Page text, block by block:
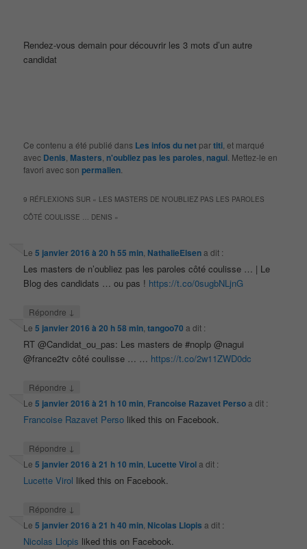
Rendez-vous demain pour découvrir les 3 mots d’un autre
candidat
Ce contenu a été publié dans Les infos du net partiti , et marqué
avec Denis Masters n'oubliez pas les paroles nagui . Mettez-le en
favori avec sonpermalien
9 RÉFLEXIONS SUR « LES MASTERS DE N’OUBLIEZ PAS LES PAROLES
CÔTÉ COULISSE … DENIS »
Le5 janvier 2016 à 20 h 55 min NathalieElsena dit :
Les masters de n’oubliez pas les paroles côté coulisse … | Le
Blog des candidats … ou pas ! https://t.co/0sugbNLjnG
Répondre ↓
Le5 janvier 2016 à 20 h 58 min ,tangoo70 a dit :
RT @Candidat_ou_pas: Les masters de #noplp @nagui
@france2tv côté coulisse … … https://t.co/2w11ZWD0dc
Répondre ↓
Le5 janvier 2016 à 21 h 10 min Francoise Razavet Persoa dit :
Francoise Razavet Perso liked this on Facebook.
Répondre ↓
Le5 janvier 2016 à 21 h 10 min Lucette Virola dit :
Lucette Virol liked this on Facebook.
Répondre ↓
Le5 janvier 2016 à 21 h 40 min, Nicolas Llopis a dit :
Nicolas Llopis liked this on Facebook.